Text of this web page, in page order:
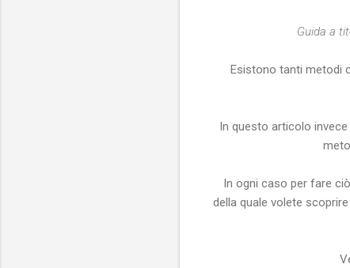
Guida a
Esistono tanti metodi
In questo articolo
In ogni caso per fare
della quale volete